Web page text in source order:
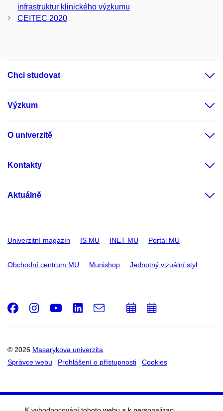
infrastruktur klinického výzkumu
CEITEC 2020
Chci studovat
Výzkum
O univerzitě
Kontakty
Aktuálně
Univerzitní magazín IS MU INET MU Portál MU
Obchodní centrum MU Munishop Jednotný vizuální styl
© 2026 Masarykova univerzita
Správce webu
Prohlášení o přístupnosti Cookies
Facebook
Instagram
Youtube
LinkedIn
e-
PřidatPřidat